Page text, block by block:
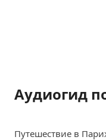
Аудиогид
Путешествие в